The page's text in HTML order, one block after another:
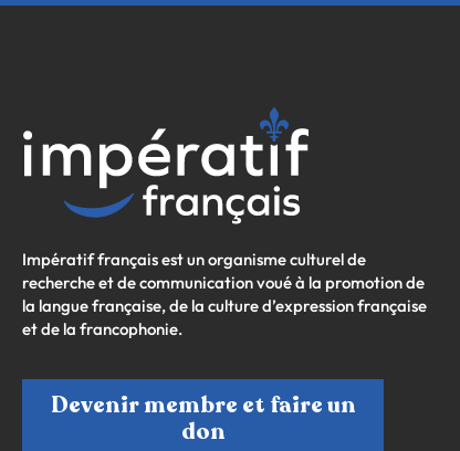
Impératif français est un organisme culturel de
recherche et de communication voué à la promotion de
la langue française, de la culture d’expression française
et de la francophonie.
Devenir membre et faire un
don